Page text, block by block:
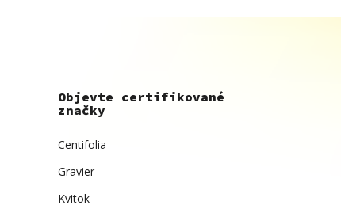
Objevte certifikované
značky
Centifolia
Gravier
Kvitok